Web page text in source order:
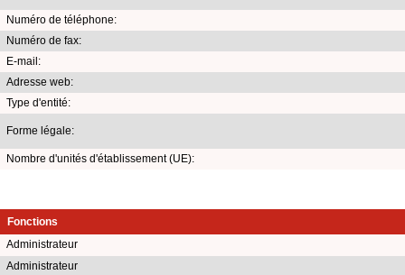
Numéro de téléphone:
Numéro de fax:
E-mail:
Adresse web:
Type d'entité:
Forme légale:
Nombre d'unités d'établissement (UE):
Fonctions
Administrateur
Administrateur